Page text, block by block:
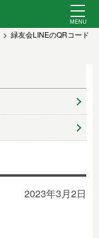
緑友会LINEのQRコード
2023年3月2日